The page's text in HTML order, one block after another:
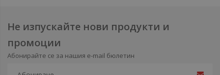
Не изпускайте нови продукти и
промоции
Абонирайте се за нашия e-mail бюлетин